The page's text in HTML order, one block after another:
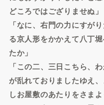
どころではござりませぬ」
「なに、右門の力にすが
る京人形をかかえて八丁
たか」
「この二、三日こちら、
が乱れておりましたゆえ
しお屋敷のあたりをさま